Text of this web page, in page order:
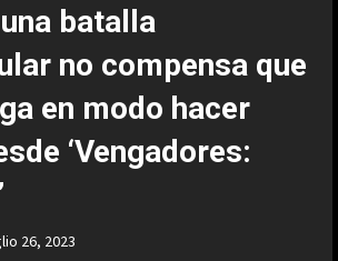
batalla
no compensa que
en modo hacer
‘Vengadores:
26, 2023